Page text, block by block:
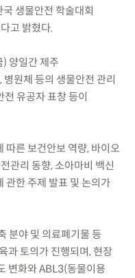
생물안전 학술대회
고 밝혔다.
양일간 제주
원체 등의 생물안전 관리
전 유공자 표창 등이
른 보건안보 역량, 바이오
관리 동향, 소아마비 백신
관한 주제 발표 및 논의가
분야 및 의료폐기물 등
과 토의가 진행되며, 현장
변화와 ABL3(동물이용